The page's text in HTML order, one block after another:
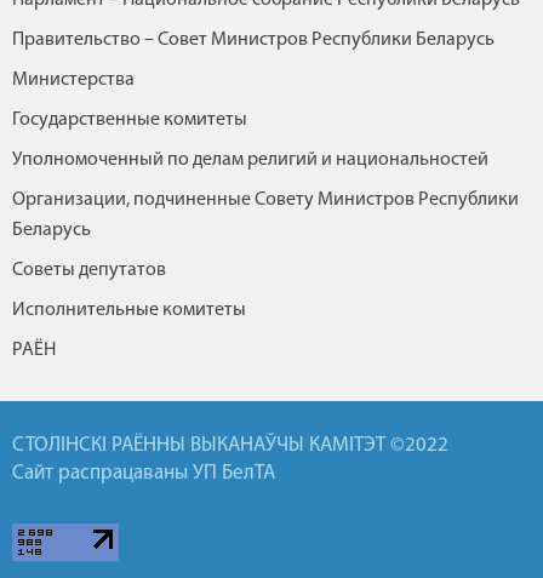
Правительство – Совет Министров Республики Беларусь
Министерства
Государственные комитеты
Уполномоченный по делам религий и национальностей
Организации, подчиненные Совету Министров Республики
Беларусь
Советы депутатов
Исполнительные комитеты
РАЁН
СТОЛІНСКІ РАЁННЫ ВЫКАНАЎЧЫ КАМІТЭТ ©2022
Сайт распрацаваны УП БелТА